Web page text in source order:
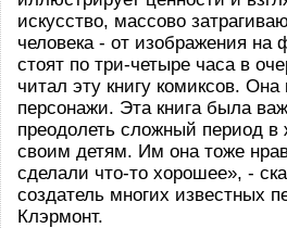
искусство, массово
человека - от изображения
стоят по три-четыре часа в
читал эту книгу комиксов.
персонажи. Эта книга была
преодолеть сложный период
своим детям. Им она тоже
сделали что-то хорошее», -
создатель многих известных
Клэрмонт.